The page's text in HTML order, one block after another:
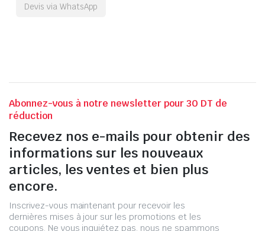
Devis via WhatsApp
Abonnez-vous à notre newsletter pour 30 DT de
réduction
Recevez nos e-mails pour obtenir des
informations sur les nouveaux
articles, les ventes et bien plus
encore.
Inscrivez-vous maintenant pour recevoir les
dernières mises à jour sur les promotions et les
coupons. Ne vous inquiétez pas, nous ne spammons